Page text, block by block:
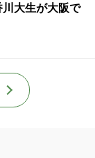
大生が大阪で